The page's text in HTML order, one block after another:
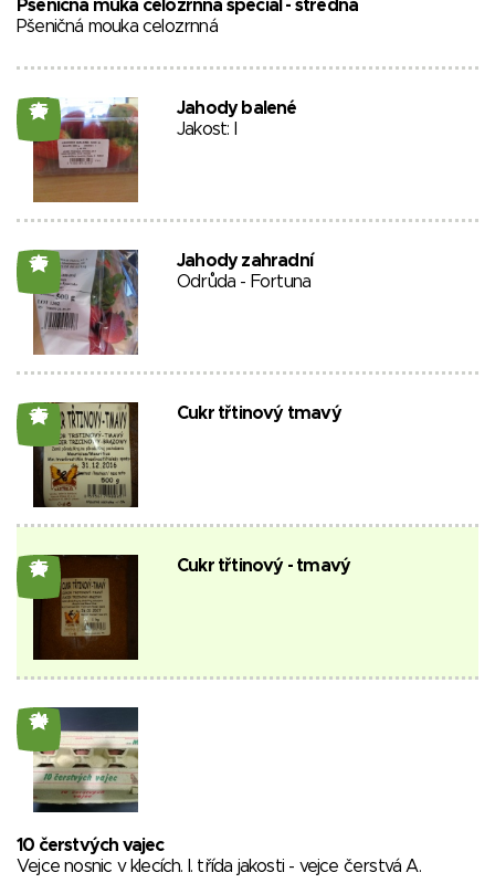
Pšeničná múka celozrnná špeciál - stredná
Pšeničná mouka celozrnná
25
Jahody balené
Jakost: I
25
Jahody zahradní
Odrůda - Fortuna
25 Cukr třtinový tmavý
25 Cukr třtinový - tmavý
24
10 čerstvých vajec
Vejce nosnic v klecích. I. třída jakosti - vejce čerstvá A.